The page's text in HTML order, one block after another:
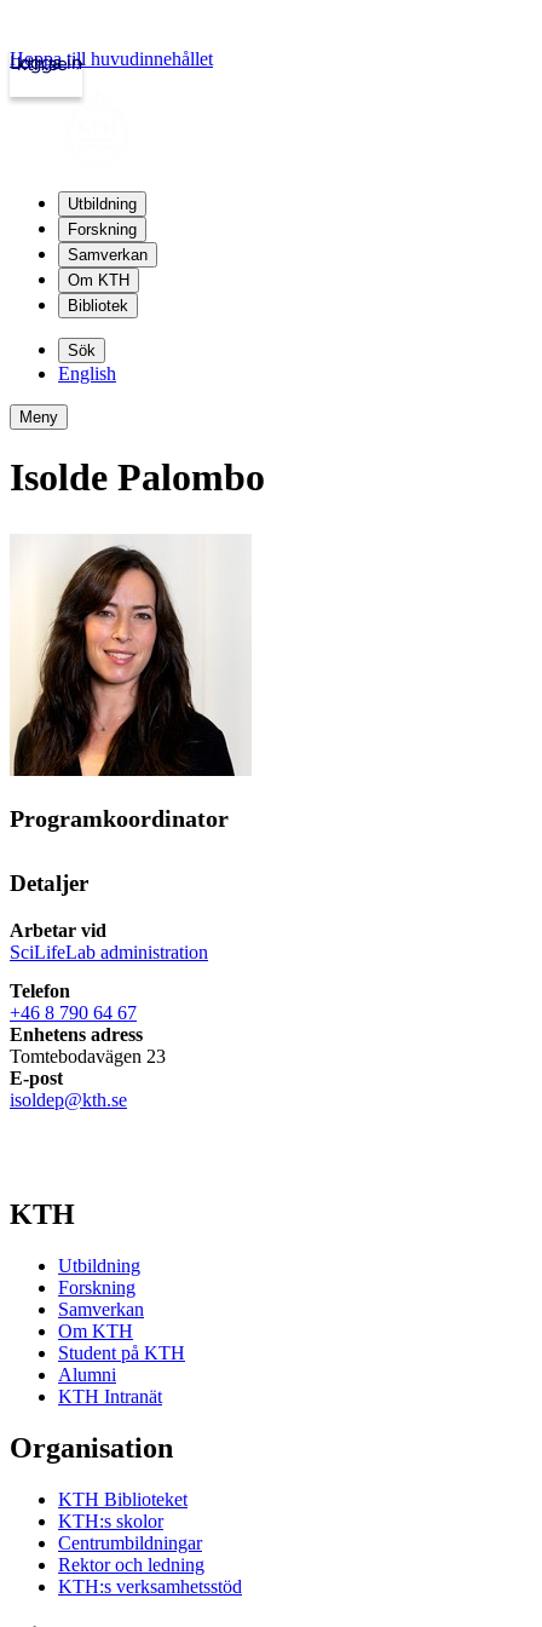
kth.se
Logga in
Hoppa till huvudinnehållet
Utbildning
Forskning
Samverkan
Om KTH
Bibliotek
Sök
English
Meny
Isolde Palombo
Programkoordinator
Detaljer
Arbetar vid
SciLifeLab administration
Telefon
+46 8 790 64 67
Enhetens adress
Tomtebodavägen 23
E-post
isoldep@kth.se
KTH
Utbildning
Forskning
Samverkan
Om KTH
Student på KTH
Alumni
KTH Intranät
Organisation
KTH Biblioteket
KTH:s skolor
Centrumbildningar
Rektor och ledning
KTH:s verksamhetsstöd